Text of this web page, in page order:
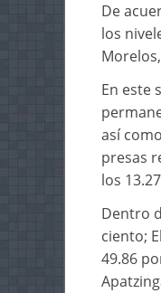
De
los
En este
así
presas
los
Dentro
ciento;
49.86